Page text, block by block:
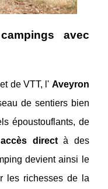
avec
de VTT, l' Aveyron
de sentiers bien
époustouflants, de
directà des
devient ainsi le
les richesses de la